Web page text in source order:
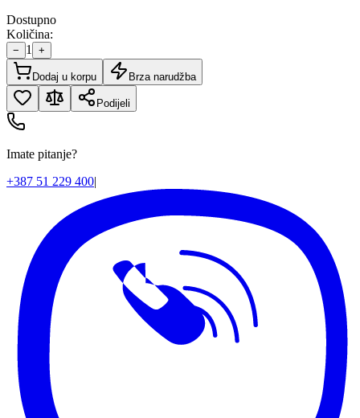
Dostupno
Količina:
− 1 +
Dodaj u korpu Brza narudžba
Podijeli
Imate pitanje?
+387 51 229 400|